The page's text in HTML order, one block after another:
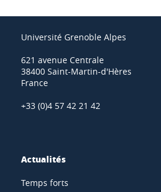
Université Grenoble Alpes
621 avenue Centrale
38400 Saint-Martin-d'Hères
France
+33 (0)4 57 42 21 42
Actualités
Temps forts